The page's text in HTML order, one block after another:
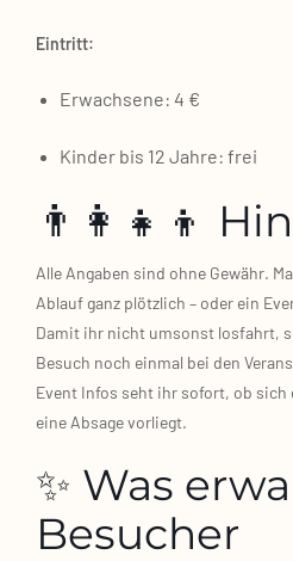
Ein­tritt:
Erwach­se­ne: 4 €
Kin­der bis 12 Jah­re: frei
👨‍👩‍👧‍👦
Alle Anga­ben sind ohne Gewähr.
Ablauf ganz plötz­lich – oder ein
Damit ihr nicht umsonst los­fahrt,
Besuch noch ein­mal bei den
Event Infos seht ihr sofort, ob sich
eine Absa­ge vor­liegt.
✨ Was
Besucher